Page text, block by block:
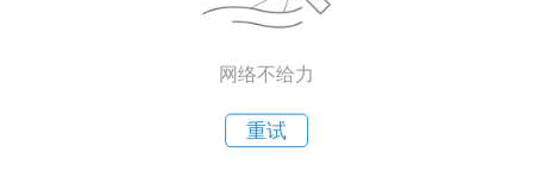
网络不给力
重试